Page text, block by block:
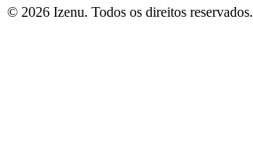
© 2026 Izenu. Todos os direitos reservados.